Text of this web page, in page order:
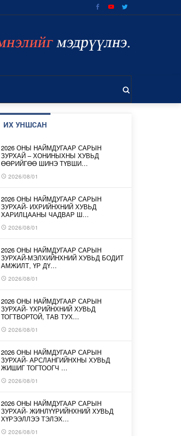
ИХ УНШСАН
2026 ОНЫ НАЙМДУГААР САРЫН
ЗУРХАЙ – ХОНИНЫХНЫ ХУВЬД
ӨӨРИЙГӨӨ ШИНЭ ТҮВШИ…
2026/08/01
2026 ОНЫ НАЙМДУГААР САРЫН
ЗУРХАЙ- ИХРИЙНХНИЙ ХУВЬД
ХАРИЛЦААНЫ ЧАДВАР Ш…
2026/08/01
2026 ОНЫ НАЙМДУГААР САРЫН
ЗУРХАЙ-МЭЛХИЙНХНИЙ ХУВЬД БОДИТ
АМЖИЛТ, ҮР ДҮ…
2026/08/01
2026 ОНЫ НАЙМДУГААР САРЫН
ЗУРХАЙ- ҮХРИЙНХНИЙ ХУВЬД
ТОГТВОРТОЙ, ТАВ ТУХ…
2026/08/01
2026 ОНЫ НАЙМДУГААР САРЫН
ЗУРХАЙ- АРСЛАНГИЙНХНЫ ХУВЬД
ЖИШИГ ТОГТООГЧ …
2026/08/01
2026 ОНЫ НАЙМДУГААР САРЫН
ЗУРХАЙ- ЖИНЛҮҮРИЙНХНИЙ ХУВЬД
ХҮРЭЭЛЛЭЭ ТЭЛЭХ…
2026/08/01